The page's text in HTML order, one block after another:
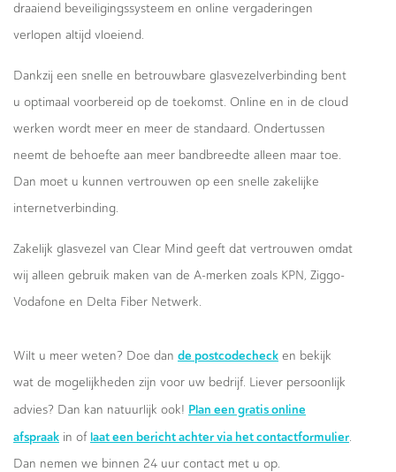
draaiend beveiligingssysteem en online vergaderingen
verlopen altijd vloeiend.
Dankzij een snelle en betrouwbare glasvezelverbinding bent
u optimaal voorbereid op de toekomst. Online en in de cloud
werken wordt meer en meer de standaard. Ondertussen
neemt de behoefte aan meer bandbreedte alleen maar toe.
Dan moet u kunnen vertrouwen op een snelle zakelijke
internetverbinding.
Zakelijk glasvezel van Clear Mind geeft dat vertrouwen omdat
wij alleen gebruik maken van de A-merken zoals KPN, Ziggo-
Vodafone en Delta Fiber Netwerk.
Wilt u meer weten? Doe dan de postcodecheck en bekijk
wat de mogelijkheden zijn voor uw bedrijf. Liever persoonlijk
advies? Dan kan natuurlijk ook! Plan een gratis online
afspraak in of laat een bericht achter via het contactformulier.
Dan nemen we binnen 24 uur contact met u op.